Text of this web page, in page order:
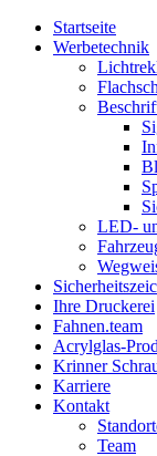
Startseite
Werbetechnik
LED-
Ihre Druckerei
Fahnen.team
Acrylglas-
Krinner
Karriere
Kontakt
Team